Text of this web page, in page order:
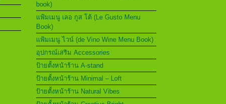
book)
แฟ้มเมนู เลอ กูส โต้ (Le Gusto Menu
Book)
แฟ้มเมนู ไวน์ (de Vino Wine Menu Book)
อุปกรณ์เสริม Accessories
ป้ายตั้งหน้าร้าน A-stand
ป้ายตั้งหน้าร้าน Minimal – Loft
ป้ายตั้งหน้าร้าน Natural Vibes